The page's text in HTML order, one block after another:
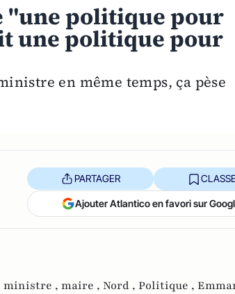
"une politique pour
une politique pour
en même temps, ça pèse
PARTAGER
Ajouter Atlantico en favori sur
ministre , maire , Nord , Politique ,